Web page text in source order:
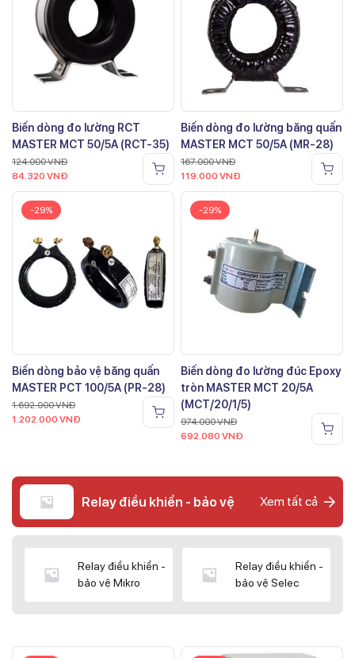
Biến dòng đo lường RCT
MASTER MCT 50/5A (RCT-35)
124.000VNĐ
84.320 VNĐ
Biến dòng đo lường băng quấn
MASTER MCT 50/5A (MR-28)
167.000VNĐ
119.000 VNĐ
-29%
Biến dòng bảo vệ băng quấn
MASTER PCT 100/5A (PR-28)
1.692.000VNĐ
1.202.000 VNĐ
-29%
Biến dòng đo lường đúc Epoxy
tròn MASTER MCT 20/5A
(MCT/20/1/5)
974.000VNĐ
692.080 VNĐ
Relay điều khiển - bảo vệ Xem tất cả
Relay điều khiển -
bảo vệ Mikro
Relay điều khiển -
bảo vệ Selec